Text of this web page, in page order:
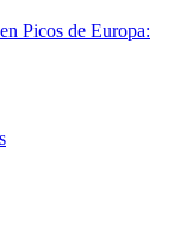
Picos de Europa: